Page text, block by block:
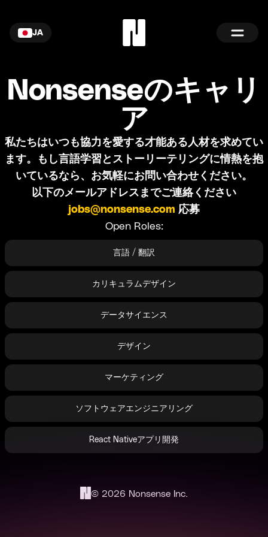
JA
Nonsenseのキャリ
ア
私たちはいつも協力を愛する才能ある人材を求めてい
ます。もし言語学習とストーリーテリングに情熱を抱
いているなら、お気軽にお問い合わせください。
以下のメールアドレスまでご連絡ください
jobs@nonsense.com 応募
Open Roles:
言語 / 翻訳
カリキュラムデザイン
データサイエンス
デザイン
マーケティング
ソフトウェアエンジニアリング
React Nativeアプリ開発
© 2026 Nonsense Inc.